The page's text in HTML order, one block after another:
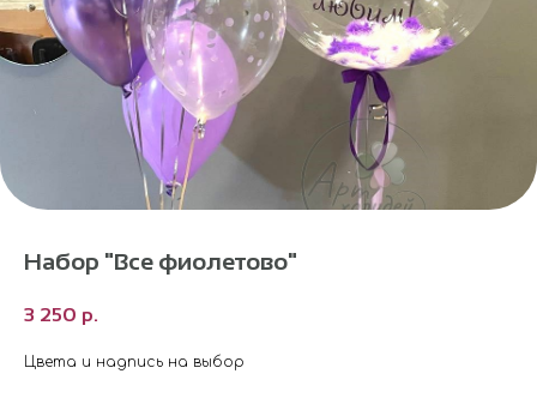
Набор "Все фиолетово"
3 250 р.
Цвета и надпись на выбор